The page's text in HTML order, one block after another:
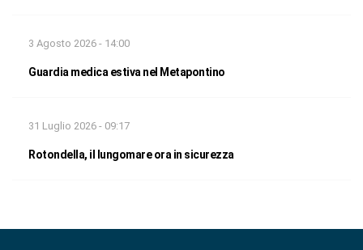
3 Agosto 2026 - 14:00
Guardia medica estiva nel Metapontino
31 Luglio 2026 - 09:17
Rotondella, il lungomare ora in sicurezza